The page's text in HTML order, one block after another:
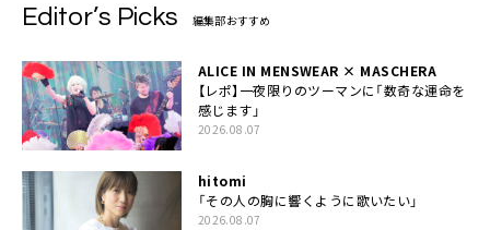
Editor’s Picks 編集部おすすめ
ALICE IN MENSWEAR × MASCHERA
【レポ】一夜限りのツーマンに「数奇な運命を
感じます」
2026.08.07
hitomi
「その人の胸に響くように歌いたい」
2026.08.07